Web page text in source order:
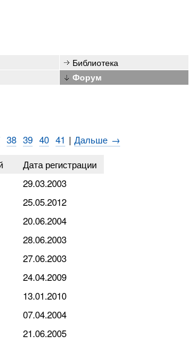
Библиотека
Форум
38 39 40 41 |Дальше →
Дата регистрации
29.03.2003
25.05.2012
20.06.2004
28.06.2003
27.06.2003
24.04.2009
13.01.2010
07.04.2004
21.06.2005